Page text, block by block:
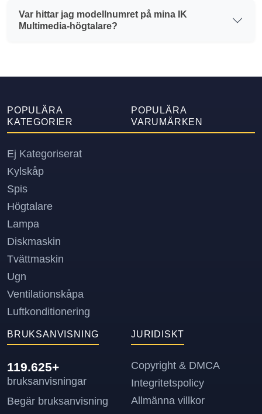
Var hittar jag modellnumret på mina IK
Multimedia-högtalare?
POPULÄRA
KATEGORIER
Ej Kategoriserat
Kylskåp
Spis
Högtalare
Lampa
Diskmaskin
Tvättmaskin
Ugn
Ventilationskåpa
Luftkonditionering
POPULÄRA
VARUMÄRKEN
BRUKSANVISNING
119.625+
bruksanvisningar
Begär bruksanvisning
JURIDISKT
Copyright & DMCA
Integritetspolicy
Allmänna villkor